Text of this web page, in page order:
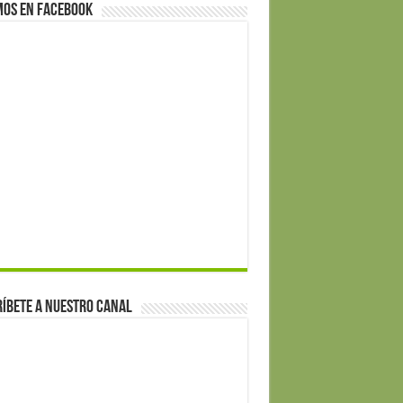
en Facebook
a nuestro canal